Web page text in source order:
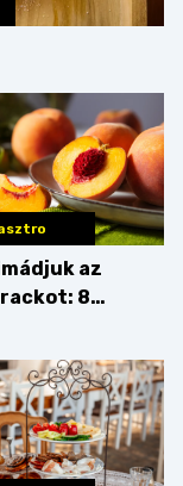
az
8
belőle